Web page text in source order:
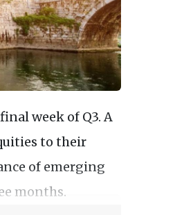
week of Q3. A
to their
of emerging
months.